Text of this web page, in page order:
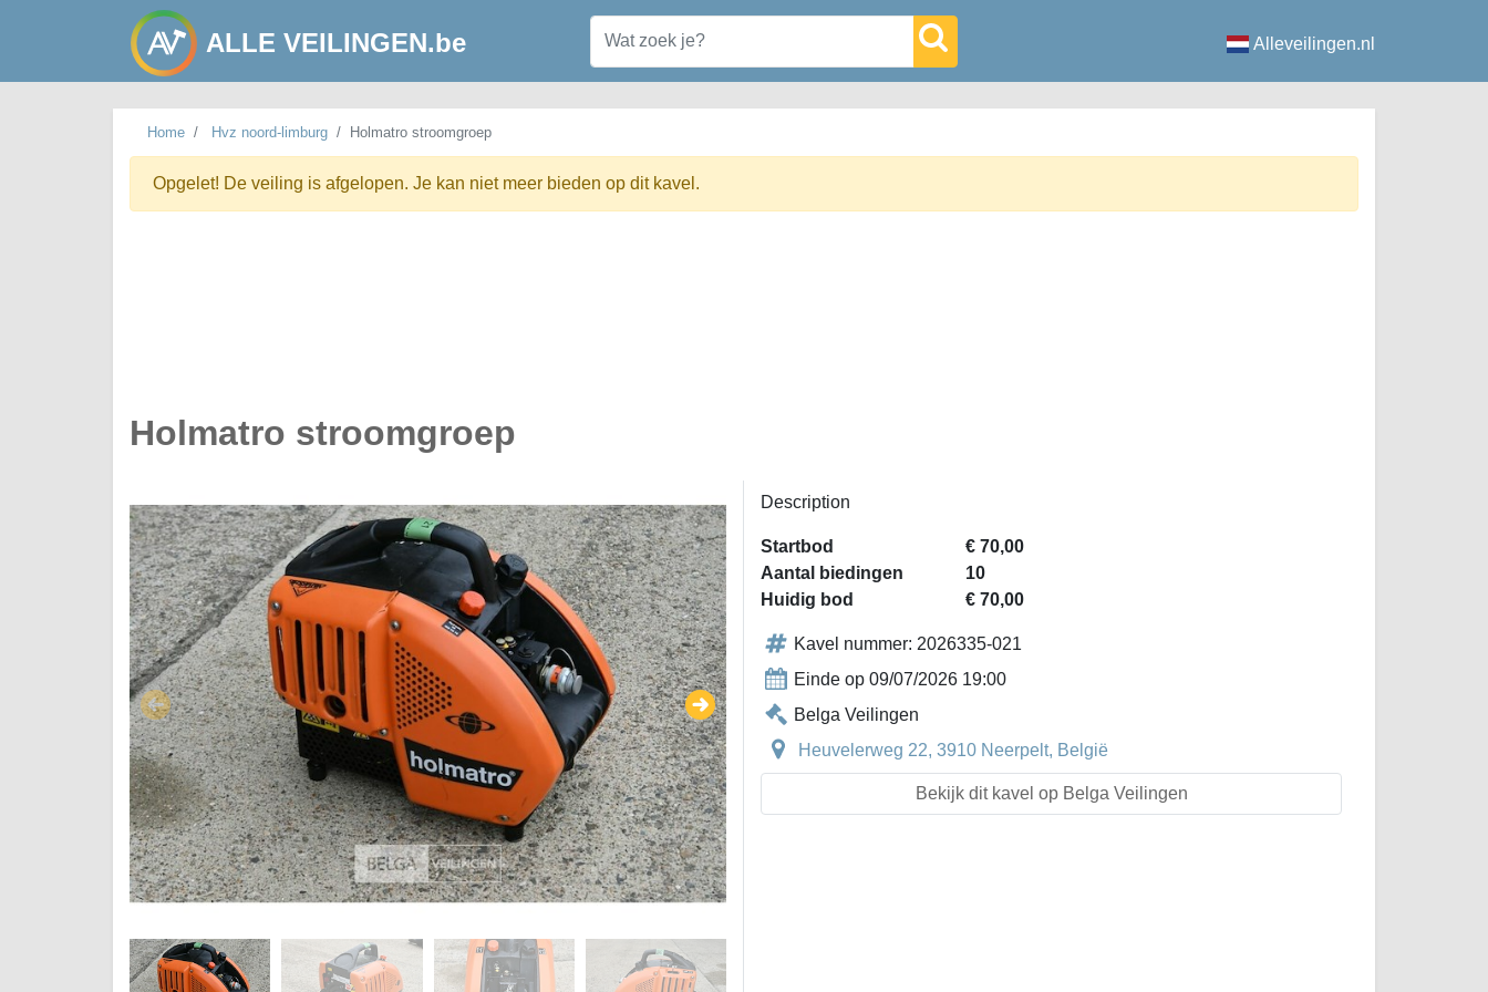
ALLE VEILINGEN.be Alleveilingen.nl
Home Hvz noord-limburg Holmatro stroomgroep
Opgelet! De veiling is afgelopen. Je kan niet meer bieden op dit kavel.
Holmatro stroomgroep
Description
Startbod
€ 70,00
Aantal biedingen
10
Huidig bod
€ 70,00
Kavel nummer: 2026335-021
Einde op 09/07/2026 19:00
Belga Veilingen
Heuvelerweg 22, 3910 Neerpelt, België
Bekijk dit kavel op Belga Veilingen